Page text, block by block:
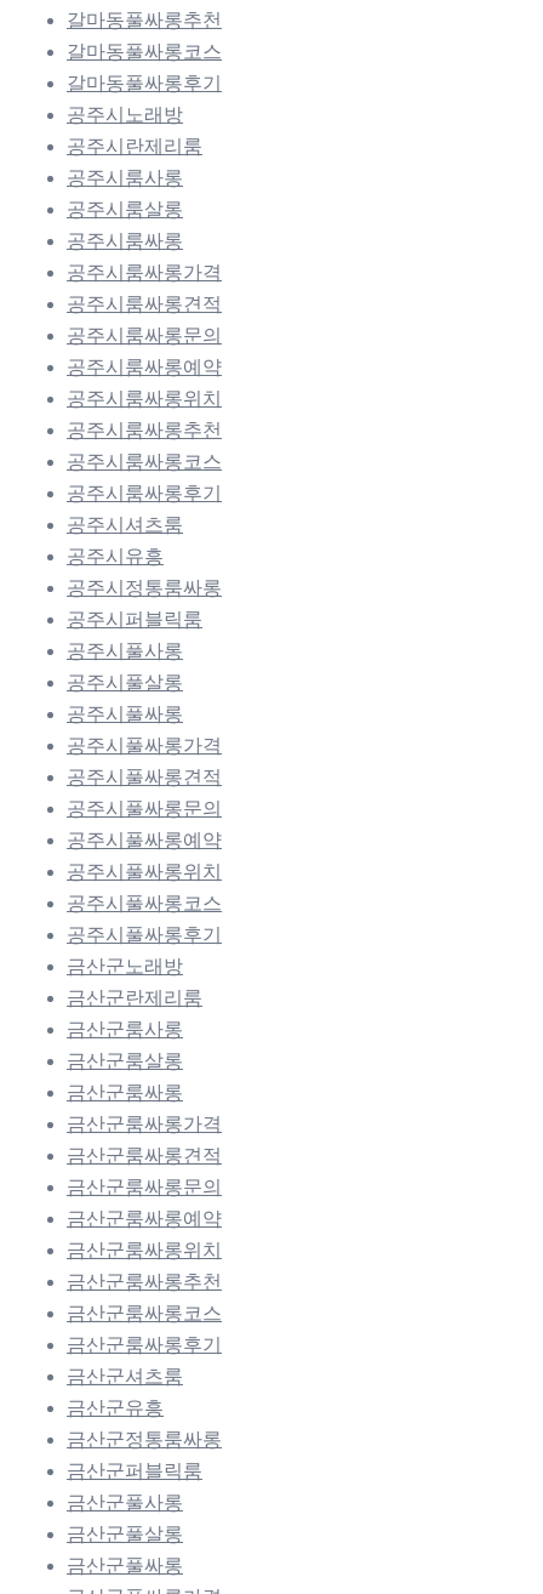
갈마동풀싸롱추천
갈마동풀싸롱코스
갈마동풀싸롱후기
공주시노래방
공주시란제리룸
공주시룸사롱
공주시룸살롱
공주시룸싸롱
공주시룸싸롱가격
공주시룸싸롱견적
공주시룸싸롱문의
공주시룸싸롱예약
공주시룸싸롱위치
공주시룸싸롱추천
공주시룸싸롱코스
공주시룸싸롱후기
공주시셔츠룸
공주시유흥
공주시정통룸싸롱
공주시퍼블릭룸
공주시풀사롱
공주시풀살롱
공주시풀싸롱
공주시풀싸롱가격
공주시풀싸롱견적
공주시풀싸롱문의
공주시풀싸롱예약
공주시풀싸롱위치
공주시풀싸롱코스
공주시풀싸롱후기
금산군노래방
금산군란제리룸
금산군룸사롱
금산군룸살롱
금산군룸싸롱
금산군룸싸롱가격
금산군룸싸롱견적
금산군룸싸롱문의
금산군룸싸롱예약
금산군룸싸롱위치
금산군룸싸롱추천
금산군룸싸롱코스
금산군룸싸롱후기
금산군셔츠룸
금산군유흥
금산군정통룸싸롱
금산군퍼블릭룸
금산군풀사롱
금산군풀살롱
금산군풀싸롱